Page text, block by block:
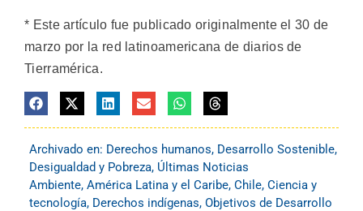
* Este artículo fue publicado originalmente el 30 de
marzo por la red latinoamericana de diarios de
Tierramérica.
Archivado en: Derechos humanos, Desarrollo Sostenible,
Desigualdad y Pobreza, Últimas Noticias
Ambiente, América Latina y el Caribe, Chile, Ciencia y
tecnología, Derechos indígenas, Objetivos de Desarrollo